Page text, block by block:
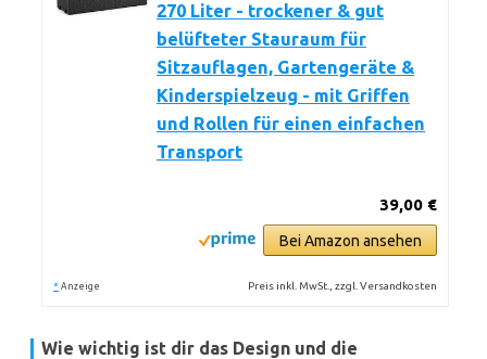
270 Liter - trockener & gut
belüfteter Stauraum für
Sitzauflagen, Gartengeräte &
Kinderspielzeug - mit Griffen
und Rollen für einen einfachen
Transport
39,00 €
Bei Amazon ansehen
* Anzeige Preis inkl. MwSt., zzgl. Versandkosten
Wie wichtig ist dir das Design und die